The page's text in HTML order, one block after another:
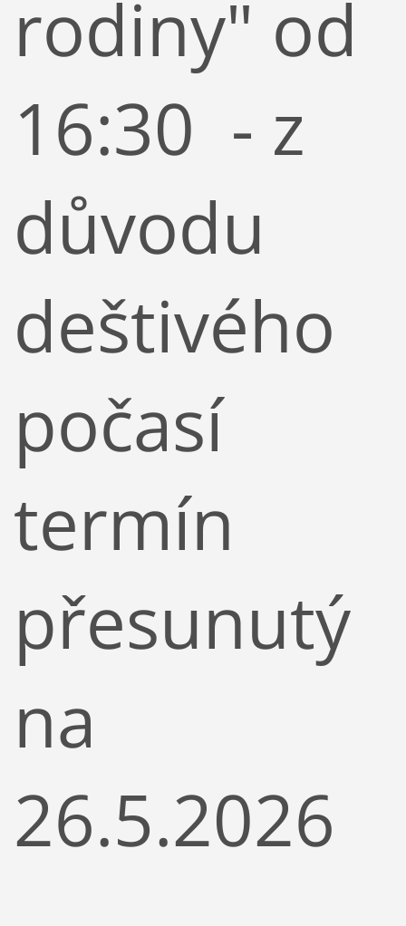
rodiny" od
16:30 - z
důvodu
deštivého
počasí
termín
přesunutý
na
26.5.2026